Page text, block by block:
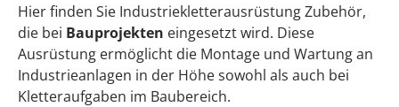
Hier finden Sie Industriekletterausrüstung Zubehör,
die bei Bauprojekten eingesetzt wird. Diese
Ausrüstung ermöglicht die Montage und Wartung an
Industrieanlagen in der Höhe sowohl als auch bei
Kletteraufgaben im Baubereich.